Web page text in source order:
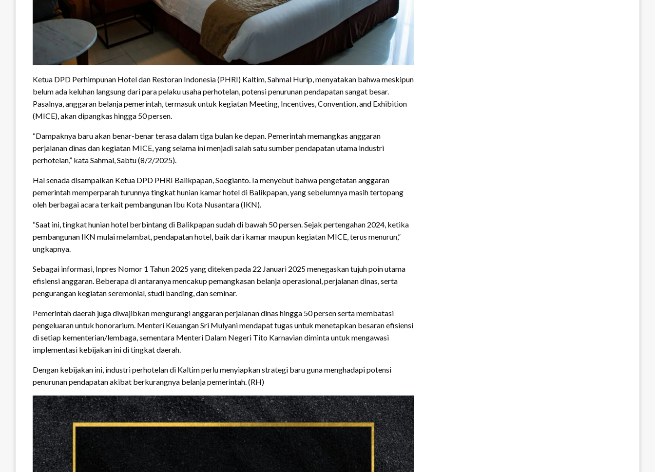
Ketua DPD Perhimpunan Hotel dan Restoran Indonesia (PHRI) Kaltim, Sahmal Hurip, menyatakan bahwa meskipun
belum ada keluhan langsung dari para pelaku usaha perhotelan, potensi penurunan pendapatan sangat besar.
Pasalnya, anggaran belanja pemerintah, termasuk untuk kegiatan Meeting, Incentives, Convention, and Exhibition
(MICE), akan dipangkas hingga 50 persen.
“Dampaknya baru akan benar-benar terasa dalam tiga bulan ke depan. Pemerintah memangkas anggaran
perjalanan dinas dan kegiatan MICE, yang selama ini menjadi salah satu sumber pendapatan utama industri
perhotelan,” kata Sahmal, Sabtu (8/2/2025).
Hal senada disampaikan Ketua DPD PHRI Balikpapan, Soegianto. Ia menyebut bahwa pengetatan anggaran
pemerintah memperparah turunnya tingkat hunian kamar hotel di Balikpapan, yang sebelumnya masih tertopang
oleh berbagai acara terkait pembangunan Ibu Kota Nusantara (IKN).
“Saat ini, tingkat hunian hotel berbintang di Balikpapan sudah di bawah 50 persen. Sejak pertengahan 2024, ketika
pembangunan IKN mulai melambat, pendapatan hotel, baik dari kamar maupun kegiatan MICE, terus menurun,”
ungkapnya.
Sebagai informasi, Inpres Nomor 1 Tahun 2025 yang diteken pada 22 Januari 2025 menegaskan tujuh poin utama
efisiensi anggaran. Beberapa di antaranya mencakup pemangkasan belanja operasional, perjalanan dinas, serta
pengurangan kegiatan seremonial, studi banding, dan seminar.
Pemerintah daerah juga diwajibkan mengurangi anggaran perjalanan dinas hingga 50 persen serta membatasi
pengeluaran untuk honorarium. Menteri Keuangan Sri Mulyani mendapat tugas untuk menetapkan besaran efisiensi
di setiap kementerian/lembaga, sementara Menteri Dalam Negeri Tito Karnavian diminta untuk mengawasi
implementasi kebijakan ini di tingkat daerah.
Dengan kebijakan ini, industri perhotelan di Kaltim perlu menyiapkan strategi baru guna menghadapi potensi
penurunan pendapatan akibat berkurangnya belanja pemerintah. (RH)